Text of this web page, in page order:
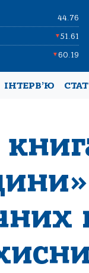
44.76
▼51.61
▼60.19
ІНТЕРВ’Ю